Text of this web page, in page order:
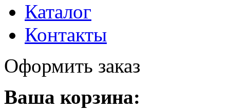
Каталог
Контакты
Оформить заказ
Ваша корзина: